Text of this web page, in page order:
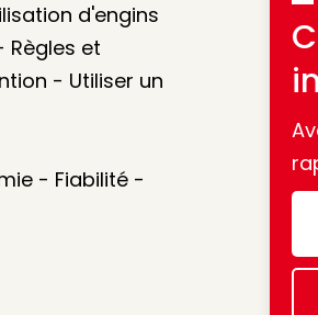
d'engins
et
- Utiliser un
- Fiabilité -